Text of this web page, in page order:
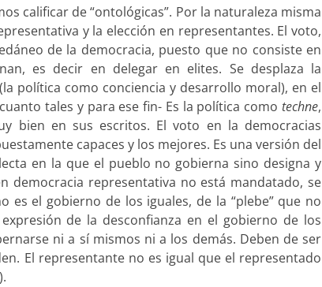
calificar de “ontológicas”. Por la naturaleza misma
y la elección en representantes. El voto,
de la democracia, puesto que no consiste en
es decir en delegar en elites. Se desplaza la
política como conciencia y desarrollo moral), en el
tales y para ese fin- Es la política como techne,
bien en sus escritos. El voto en la democracias
capaces y los mejores. Es una versión del
en la que el pueblo no gobierna sino designa y
democracia representativa no está mandatado, se
es el gobierno de los iguales, de la “plebe” que no
de la desconfianza en el gobierno de los
ni a sí mismos ni a los demás. Deben de ser
El representante no es igual que el representado